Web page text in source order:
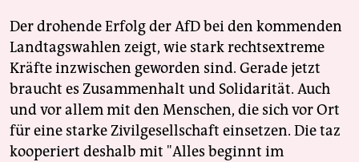
Der drohende Erfolg der AfD bei den kommenden
Landtagswahlen zeigt, wie stark rechtsextreme
Kräfte inzwischen geworden sind. Gerade jetzt
braucht es Zusammenhalt und Solidarität. Auch
und vor allem mit den Menschen, die sich vor Ort
für eine starke Zivilgesellschaft einsetzen. Die taz
kooperiert deshalb mit "Alles beginnt im